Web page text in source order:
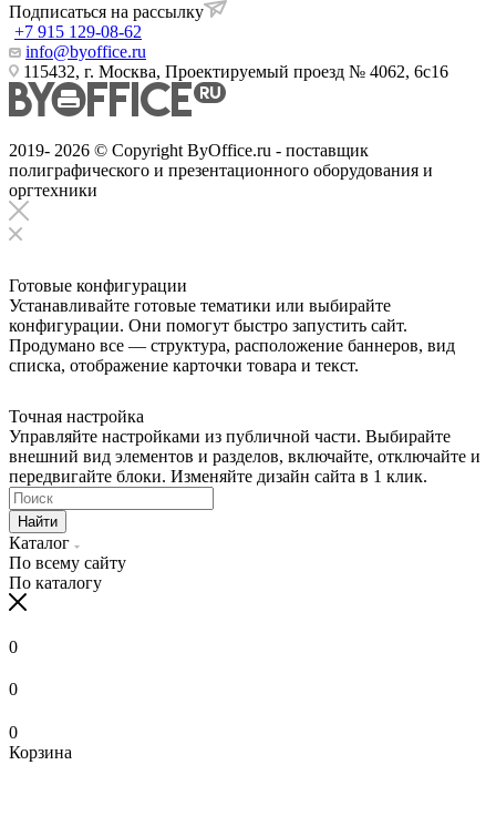
Подписаться на рассылку
+7 915 129-08-62
info@byoffice.ru
115432, г. Москва, Проектируемый проезд № 4062, 6с16
2019- 2026 © Copyright ByOffice.ru - поставщик
полиграфического и презентационного оборудования и
оргтехники
Готовые конфигурации
Устанавливайте готовые тематики или выбирайте
конфигурации. Они помогут быстро запустить сайт.
Продумано все — структура, расположение баннеров, вид
списка, отображение карточки товара и текст.
Точная настройка
Управляйте настройками из публичной части. Выбирайте
внешний вид элементов и разделов, включайте, отключайте и
передвигайте блоки. Изменяйте дизайн сайта в 1 клик.
Найти
Каталог
По всему сайту
По каталогу
0
0
0
Корзина